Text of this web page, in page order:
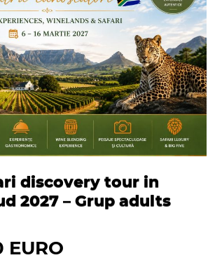
discovery tour in
2027 – Grup adults
EURO